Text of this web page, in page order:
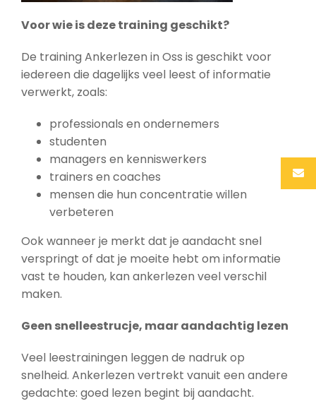
Voor wie is deze training geschikt?
De training Ankerlezen in Oss is geschikt voor
iedereen die dagelijks veel leest of informatie
verwerkt, zoals:
professionals en ondernemers
studenten
managers en kenniswerkers
trainers en coaches
mensen die hun concentratie willen
verbeteren
Ook wanneer je merkt dat je aandacht snel
verspringt of dat je moeite hebt om informatie
vast te houden, kan ankerlezen veel verschil
maken.
Geen snelleestrucje, maar aandachtig lezen
Veel leestrainingen leggen de nadruk op
snelheid. Ankerlezen vertrekt vanuit een andere
gedachte: goed lezen begint bij aandacht.